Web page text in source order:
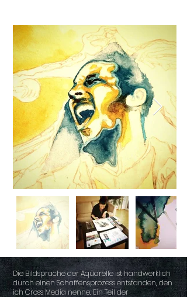
Die Bildsprache der Aquarelle ist handwerklich
durch einen Schaffensprozess entstanden, den
ich Cross Media nenne. Ein Teil der